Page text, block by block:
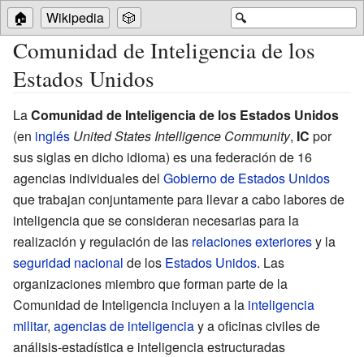
🔍
🏠 Wikipedia 🎲
Comunidad de Inteligencia de los
Estados Unidos
LaComunidad de Inteligencia de los Estados Unidos
(en inglés United States Intelligence Community, IC por
sus siglas en dicho idioma) es una federación de 16
agencias individuales del Gobierno de Estados Unidos
que trabajan conjuntamente para llevar a cabo labores de
inteligencia que se consideran necesarias para la
realización y regulación de las relaciones exterioresy la
seguridad nacional de los Estados Unidos. Las
organizaciones miembro que forman parte de la
Comunidad de Inteligencia incluyen a la inteligencia
militar, agencias de inteligenciay a oficinas civiles de
análisis-estadística e inteligencia estructuradas